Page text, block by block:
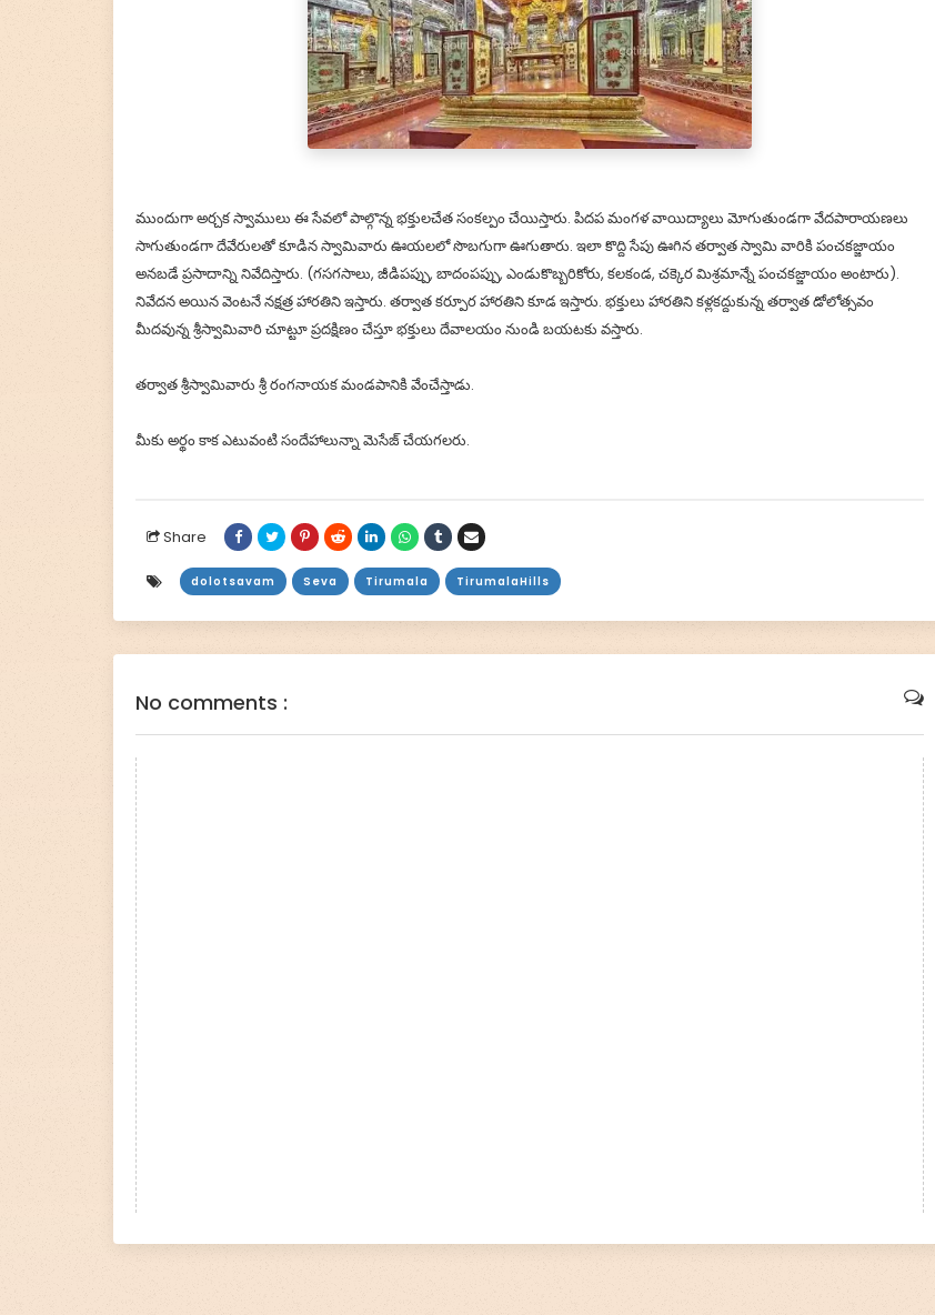
ముందుగా అర్చక స్వాములు ఈ సేవలో పాల్గొన్న భక్తులచేత సంకల్పం చేయిస్తారు. పిదప మంగళ వాయిద్యాలు మోగుతుండగా వేదపారాయణలు
సాగుతుండగా దేవేరులతో కూడిన స్వామివారు ఊయలలో సొబగుగా ఊగుతారు. ఇలా కొద్ది సేపు ఊగిన తర్వాత స్వామి వారికి పంచకజ్జాయం
అనబడే ప్రసాదాన్ని నివేదిస్తారు. (గసగసాలు, జీడిపప్పు, బాదంపప్పు, ఎండుకొబ్బరికోరు, కలకండ, చక్కెర మిశ్రమాన్నే పంచకజ్జాయం అంటారు).
నివేదన అయిన వెంటనే నక్షత్ర హారతిని ఇస్తారు. తర్వాత కర్పూర హారతిని కూడ ఇస్తారు. భక్తులు హారతిని కళ్లకద్దుకున్న తర్వాత డోలోత్సవం
మీదవున్న శ్రీస్వామివారి చూట్టూ ప్రదక్షిణం చేస్తూ భక్తులు దేవాలయం నుండి బయటకు వస్తారు.
తర్వాత శ్రీస్వామివారు శ్రీ రంగనాయక మండపానికి వేంచేస్తాడు.
మీకు అర్థం కాక ఎటువంటి సందేహాలున్నా మెసేజ్ చేయగలరు.
Share
dolotsavam Seva Tirumala TirumalaHills
No comments : !! Om Namo Venkatesaya !! Thanks for your support